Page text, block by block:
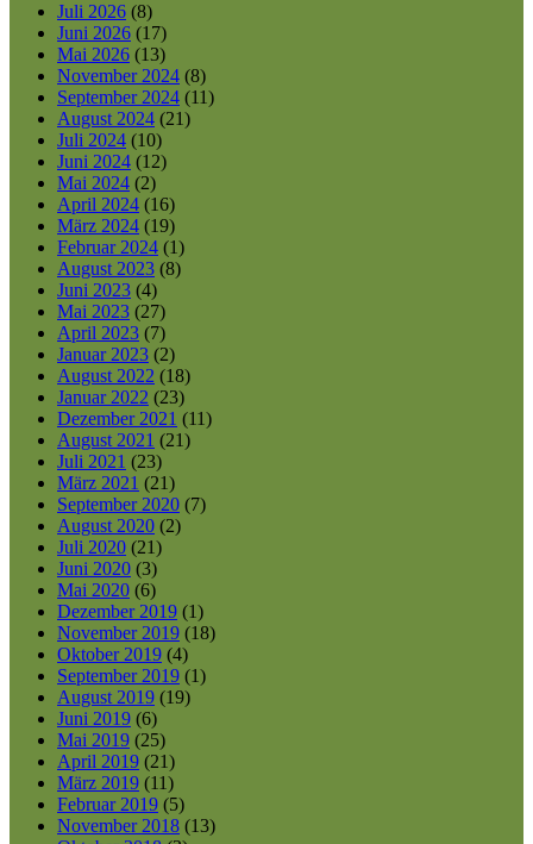
Juli 2026 (8)
Juni 2026 (17)
Mai 2026 (13)
November 2024 (8)
September 2024 (11)
August 2024 (21)
Juli 2024 (10)
Juni 2024 (12)
Mai 2024 (2)
April 2024 (16)
März 2024 (19)
Februar 2024 (1)
August 2023 (8)
Juni 2023 (4)
Mai 2023 (27)
April 2023 (7)
Januar 2023 (2)
August 2022 (18)
Januar 2022 (23)
Dezember 2021 (11)
August 2021 (21)
Juli 2021 (23)
März 2021 (21)
September 2020 (7)
August 2020 (2)
Juli 2020 (21)
Juni 2020 (3)
Mai 2020 (6)
Dezember 2019 (1)
November 2019 (18)
Oktober 2019 (4)
September 2019 (1)
August 2019 (19)
Juni 2019 (6)
Mai 2019 (25)
April 2019 (21)
März 2019 (11)
Februar 2019 (5)
November 2018 (13)